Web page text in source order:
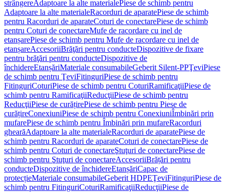
strângereAdaptoare la alte materialePiese de schimb pentru
Adaptoare la alte materialeRacorduri de aparatePiese de schimb
pentru Racorduri de aparateCoturi de conectarePiese de schimb
pentru Coturi de conectareMufe de racordare cu inel de
etanșarePiese de schimb pentru Mufe de racordare cu inel de
etanșareAccesoriiBrăţări pentru conducteDispozitive de fixare
pentru brăţări pentru conducteDispozitive de
închidereEtanșăriMateriale consumabileGeberit Silent-PPŢeviPiese
de schimb pentru ŢeviFitinguriPiese de schimb pentru
FitinguriCoturiPiese de schimb pentru CoturiRamificaţiiPiese de
schimb pentru RamificaţiiReducţiiPiese de schimb pentru
ReducţiiPiese de curățirePiese de schimb pentru Piese de
curățireConexiuniPiese de schimb pentru ConexiuniÎmbinări prin
mufarePiese de schimb pentru Îmbinări prin mufareRacorduri
ghearăAdaptoare la alte materialeRacorduri de aparatePiese de
schimb pentru Racorduri de aparateCoturi de conectarePiese de
schimb pentru Coturi de conectareŞtuţuri de conectarePiese de
schimb pentru Ştuţuri de conectareAccesoriiBrățări pentru
conducteDispozitive de închidereEtanșăriCapac de
protecțieMateriale consumabileGeberit HDPEŢeviFitinguriPiese de
schimb pentru FitinguriCoturiRamificaţiiReducţiiPiese de